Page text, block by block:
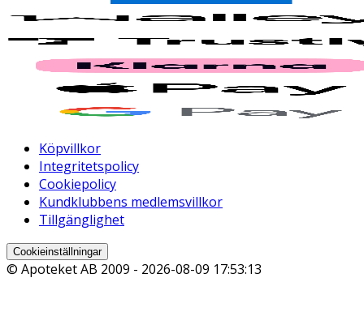
Köpvillkor
Integritetspolicy
Cookiepolicy
Kundklubbens medlemsvillkor
Tillgänglighet
Cookieinställningar
© Apoteket AB 2009 - 2026-08-09 17:53:13